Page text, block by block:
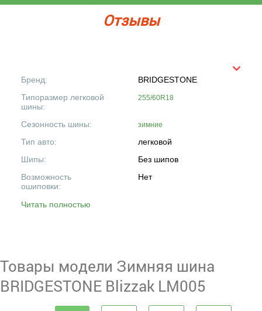
Отзывы
Бренд:
BRIDGESTONE
Типоразмер легковой
шины:
255/60R18
Сезонность шины: зимние
Тип авто:
легковой
Шипы:
Без шипов
Возможность
ошиповки:
Нет
Читать полностью
Товары модели Зимняя шина
BRIDGESTONE Blizzak LM005